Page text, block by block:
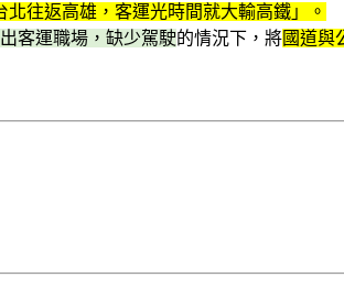
往返高雄，客運光時間就大輸高鐵」。
客運職場，缺少駕駛的情況下，將國道與